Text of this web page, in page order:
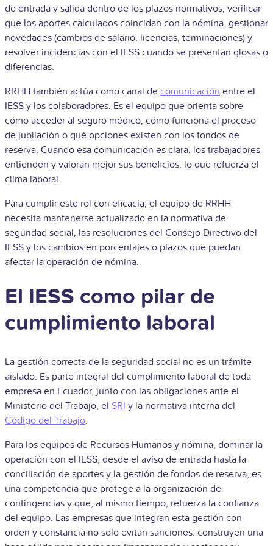
de entrada y salida dentro de los plazos normativos, verificar
que los aportes calculados coincidan con la nómina, gestionar
novedades (cambios de salario, licencias, terminaciones) y
resolver incidencias con el IESS cuando se presentan glosas o
diferencias.
RRHH también actúa como canal de comunicación entre el
IESS y los colaboradores. Es el equipo que orienta sobre
cómo acceder al seguro médico, cómo funciona el proceso
de jubilación o qué opciones existen con los fondos de
reserva. Cuando esa comunicación es clara, los trabajadores
entienden y valoran mejor sus beneficios, lo que refuerza el
clima laboral.
Para cumplir este rol con eficacia, el equipo de RRHH
necesita mantenerse actualizado en la normativa de
seguridad social, las resoluciones del Consejo Directivo del
IESS y los cambios en porcentajes o plazos que puedan
afectar la operación de nómina.
El IESS como pilar de
cumplimiento laboral
La gestión correcta de la seguridad social no es un trámite
aislado. Es parte integral del cumplimiento laboral de toda
empresa en Ecuador, junto con las obligaciones ante el
Ministerio del Trabajo, el SRI y la normativa interna del
Código del Trabajo.
Para los equipos de Recursos Humanos y nómina, dominar la
operación con el IESS, desde el aviso de entrada hasta la
conciliación de aportes y la gestión de fondos de reserva, es
una competencia que protege a la organización de
contingencias y que, al mismo tiempo, refuerza la confianza
del equipo. Las empresas que integran esta gestión con
orden y constancia no solo evitan sanciones: construyen una